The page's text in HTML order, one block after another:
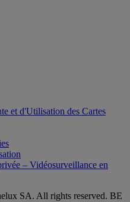
et d'Utilisation des Cartes
– Vidéosurveillance en
SA. All rights reserved. BE